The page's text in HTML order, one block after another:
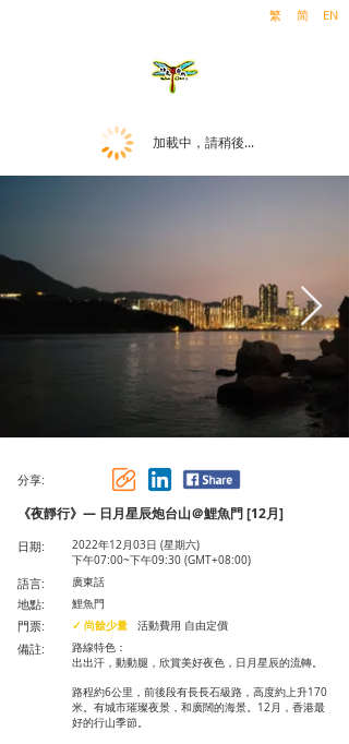
繁 简 EN
加載中，請稍後...
分享:
《夜靜行》— 日月星辰炮台山＠鯉魚門 [12月]
日期:
2022年12月03日 (星期六)
下午07:00~下午09:30 (GMT+08:00)
語言: 廣東話
地點: 鯉魚門
門票: ✓ 尚餘少量 活動費用 自由定價
備註:
路線特色：
出出汗，動動腿，欣賞美好夜色，日月星辰的流轉。
路程約6公里，前後段有長長石級路，高度約上升170
米。有城市璀璨夜景，和廣闊的海景。12月，香港最
好的行山季節。